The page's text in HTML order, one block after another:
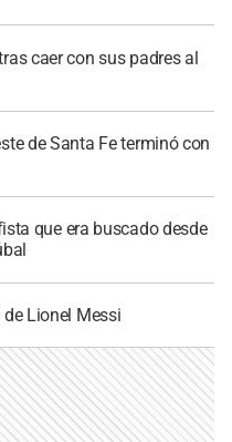
caer con sus padres al
de Santa Fe terminó con
que era buscado desde
Lionel Messi